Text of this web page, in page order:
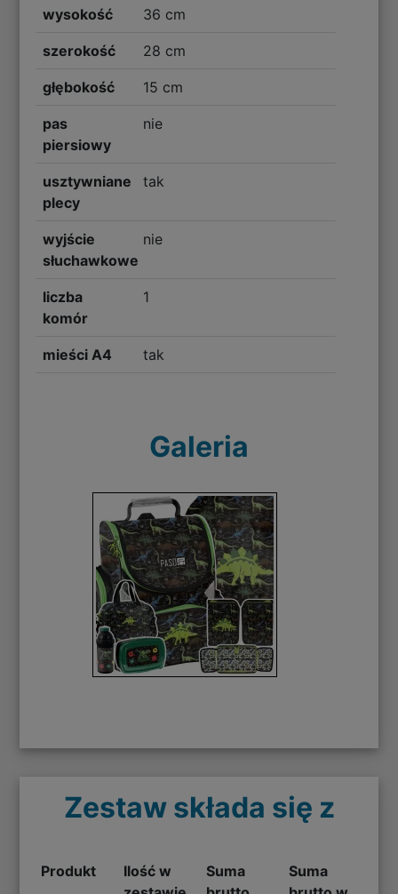
wysokość 36 cm
szerokość 28 cm
głębokość 15 cm
pas
piersiowy
nie
usztywniane
plecy
tak
wyjście
słuchawkowe
nie
liczba
komór
1
mieści A4 tak
Galeria
Zestaw składa się z
Produkt
Ilość w
Suma
Suma